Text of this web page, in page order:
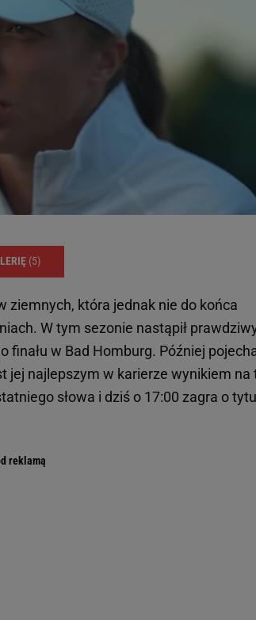
(5)
ziemnych, która jednak nie do końca
W tym sezonie nastąpił
finału w Bad Homburg. Później
jej najlepszym w karierze wynikiem na
słowa i dziś o 17:00 zagra o